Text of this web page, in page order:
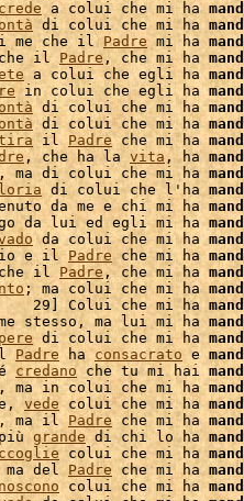
crede a colui che mi ha
di colui che mi ha
che il Padre mi ha
il Padre , che mi ha
a colui che egli ha
in colui che egli ha
di colui che mi ha
di colui che mi ha
il Padre che mi ha
, che ha la vita , ha
di colui che mi ha
di colui che l'ha
da me e chi mi ha
da lui ed egli mi ha
da colui che mi ha
e il Padre che mi ha
il Padre, che mi ha
; ma colui che mi ha
29] Colui che mi ha
stesso, ma lui mi ha
di colui che mi ha
Padre ha consacrato e
credano che tu mi hai
in colui che mi ha
vede colui che mi ha
ma il Padre che mi ha
grande di chi lo ha
colui che mi ha
del Padre che mi ha
colui che mi ha